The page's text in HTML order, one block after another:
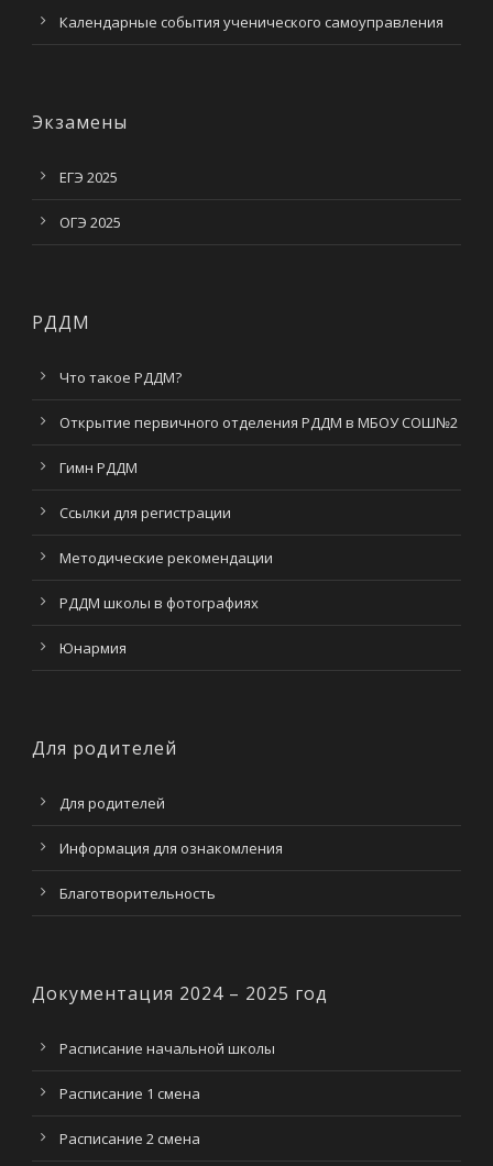
Календарные события ученического самоуправления
Экзамены
ЕГЭ 2025
ОГЭ 2025
РДДМ
Что такое РДДМ?
Открытие первичного отделения РДДМ в МБОУ СОШ№2
Гимн РДДМ
Ссылки для регистрации
Методические рекомендации
РДДМ школы в фотографиях
Юнармия
Для родителей
Для родителей
Информация для ознакомления
Благотворительность
Документация 2024 – 2025 год
Расписание начальной школы
Расписание 1 смена
Расписание 2 смена